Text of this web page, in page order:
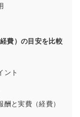
費）の目安を比較
ント
と実費（経費）